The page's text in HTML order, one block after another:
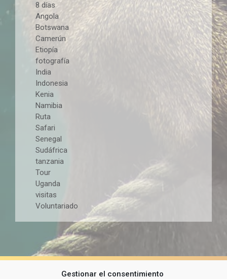
Gestionar el consentimiento
8 días
Angola
Botswana
Camerún
Etiopía
fotografía
India
Indonesia
Kenia
Namibia
Ruta
Safari
Senegal
Sudáfrica
tanzania
Tour
Uganda
visitas
Voluntariado